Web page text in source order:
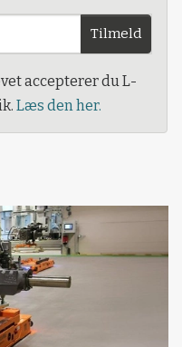
Tilmeld
accepterer du L-
Læs den her.